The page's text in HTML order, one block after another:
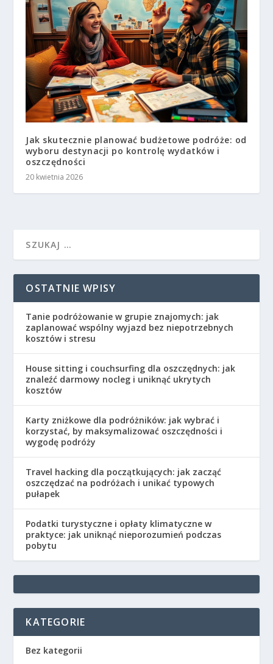
Jak skutecznie planować budżetowe podróże: od
wyboru destynacji po kontrolę wydatków i
oszczędności
20 kwietnia 2026
OSTATNIE WPISY
Tanie podróżowanie w grupie znajomych: jak
zaplanować wspólny wyjazd bez niepotrzebnych
kosztów i stresu
House sitting i couchsurfing dla oszczędnych: jak
znaleźć darmowy nocleg i uniknąć ukrytych
kosztów
Karty zniżkowe dla podróżników: jak wybrać i
korzystać, by maksymalizować oszczędności i
wygodę podróży
Travel hacking dla początkujących: jak zacząć
oszczędzać na podróżach i unikać typowych
pułapek
Podatki turystyczne i opłaty klimatyczne w
praktyce: jak uniknąć nieporozumień podczas
pobytu
KATEGORIE
Bez kategorii